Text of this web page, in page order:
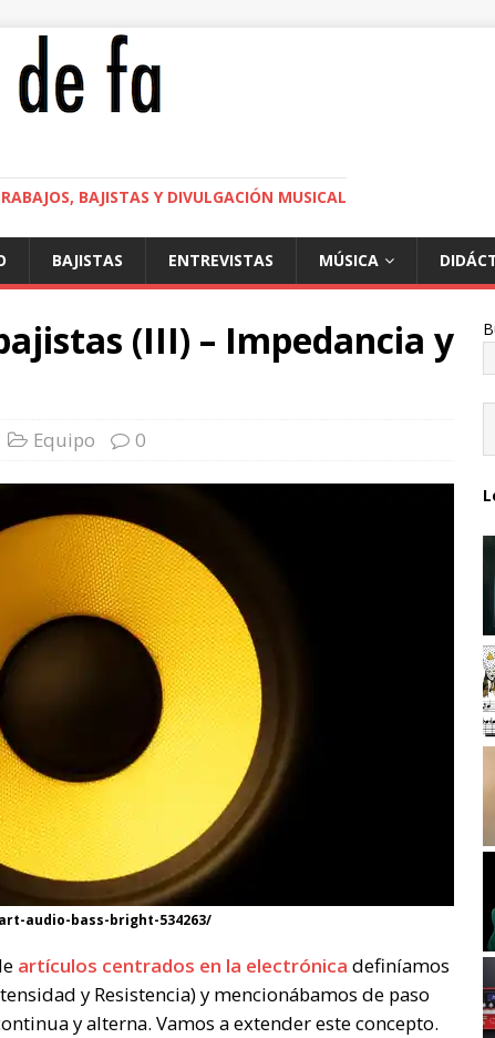
BAJISTAS Y DIVULGACIÓN MUSICAL
BAJISTAS ENTREVISTAS MÚSICA
(III) – Impedancia y
Equipo 0
audio-bass-bright-534263/
artículos centrados en la electrónica definíamos
y Resistencia) y mencionábamos de paso
y alterna. Vamos a extender este concepto.